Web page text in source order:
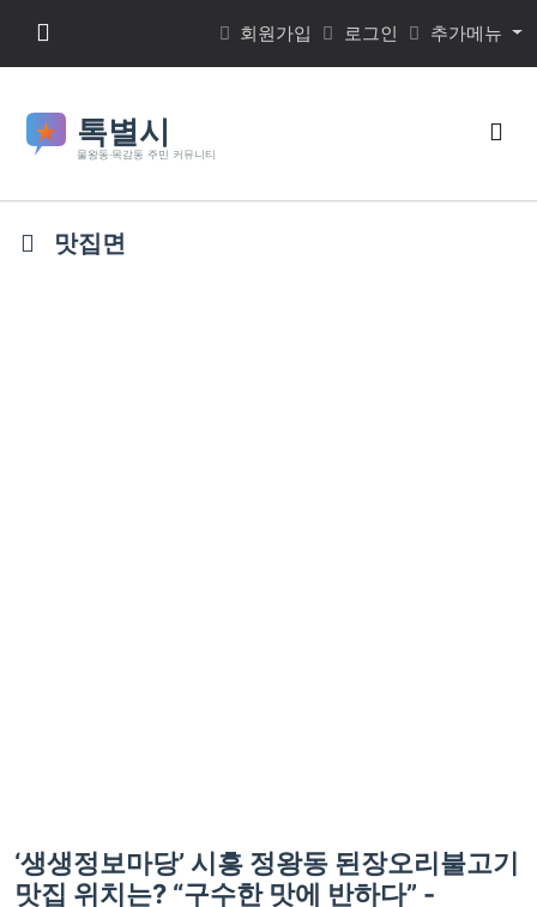
메뉴 버튼 회원가입 로그인 추가메뉴
검
맛집면
‘생생정보마당’ 시흥 정왕동 된장오리불고기
맛집 위치는? “구수한 맛에 반하다” -